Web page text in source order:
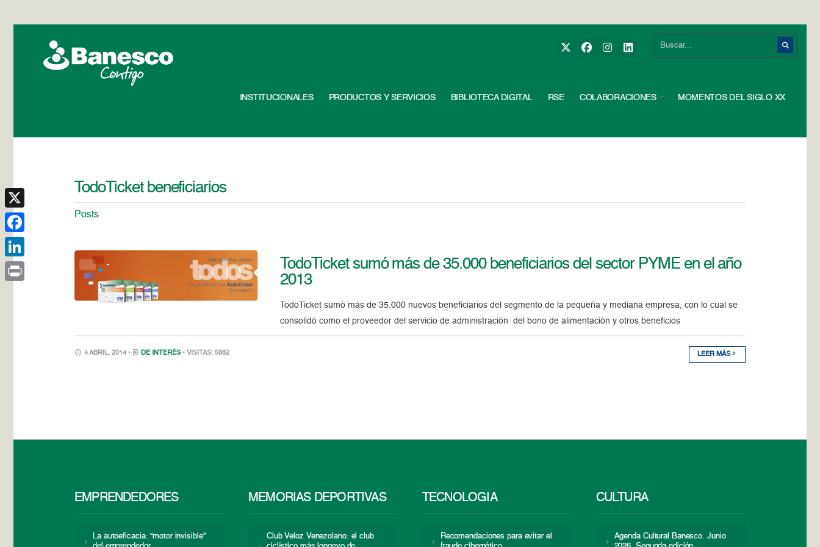
INSTITUCIONALES PRODUCTOS Y SERVICIOS BIBLIOTECA DIGITAL RSE COLABORACIONES MOMENTOS DEL SIGLO XX
TodoTicket beneficiarios
Posts
TodoTicket sumó más de 35.000 beneficiarios del sector PYME en el año
2013
TodoTicket sumó más de 35.000 nuevos beneficiarios del segmento de la pequeña y mediana empresa, con lo cual se
consolidó como el proveedor del servicio de administración del bono de alimentación y otros beneficios
4 ABRIL, 2014 • DE INTERÉS • VISITAS: 5882 LEER MÁS
EMPRENDEDORES
La autoeficacia: “motor invisible”
MEMORIAS DEPORTIVAS
Club Veloz Venezolano: el club
TECNOLOGÍA
Recomendaciones para evitar el
CULTURA
Agenda Cultural Banesco. Junio
X
Facebook
LinkedIn